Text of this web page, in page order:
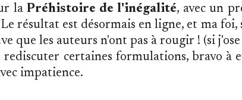
laPréhistoire de l'inégalité, avec un
résultat est désormais en ligne, et ma foi,
que les auteurs n'ont pas à rougir ! (si
certaines formulations, bravo à
impatience.